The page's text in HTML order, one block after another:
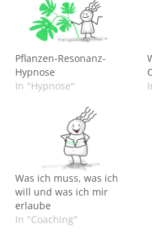
Pflanzen-Resonanz-
Hypnose
In "Hypnose"
Was ich muss, was ich
will und was ich mir
erlaube
In "Coaching"